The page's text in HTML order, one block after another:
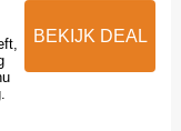
BEKIJK DEAL